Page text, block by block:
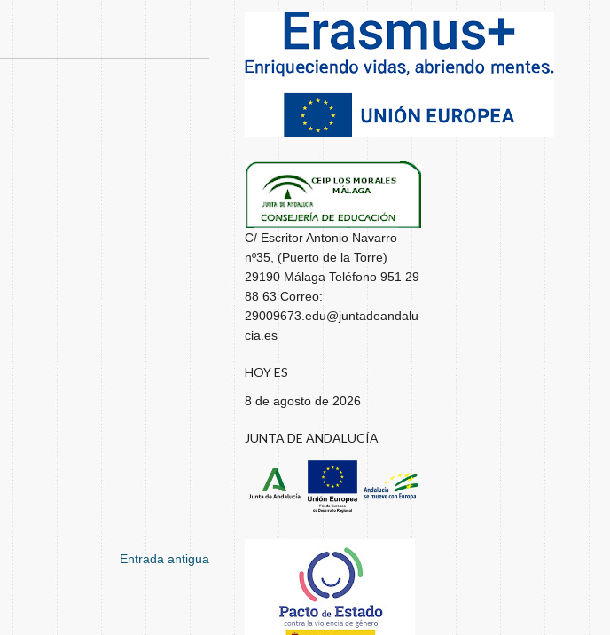
Entrada antigua
C/ Escritor Antonio Navarro
nº35, (Puerto de la Torre)
29190 Málaga Teléfono 951 29
88 63 Correo:
29009673.edu@juntadeandalu
cia.es
HOY ES
8 de agosto de 2026
JUNTA DE ANDALUCÍA